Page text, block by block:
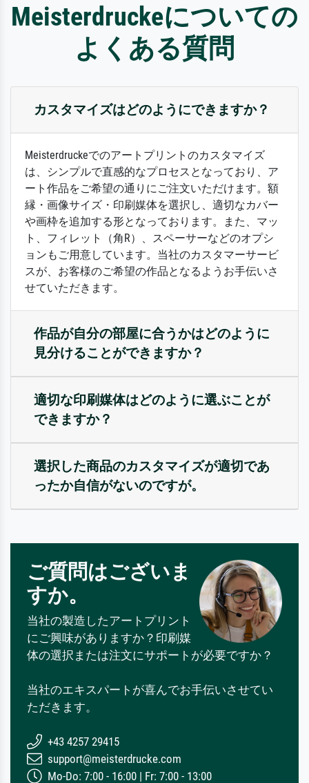
Meisterdruckeについての
よくある質問
カスタマイズはどのようにできますか？
Meisterdruckeでのアートプリントのカスタマイズ
は、シンプルで直感的なプロセスとなっており、ア
ート作品をご希望の通りにご注文いただけます。額
縁・画像サイズ・印刷媒体を選択し、適切なカバー
や画枠を追加する形となっております。また、マッ
ト、フィレット（角R）、スペーサーなどのオプシ
ョンもご用意しています。当社のカスタマーサービ
スが、お客様のご希望の作品となるようお手伝いさ
せていただきます。
作品が自分の部屋に合うかはどのように
見分けることができますか？
適切な印刷媒体はどのように選ぶことが
できますか？
選択した商品のカスタマイズが適切であ
ったか自信がないのですが。
ご質問はございま
すか。
当社の製造したアートプリント
にご興味がありますか？印刷媒
体の選択または注文にサポートが必要ですか？
当社のエキスパートが喜んでお手伝いさせてい
ただきます。
+43 4257 29415
support@meisterdrucke.com
Mo-Do: 7:00 - 16:00 | Fr: 7:00 - 13:00